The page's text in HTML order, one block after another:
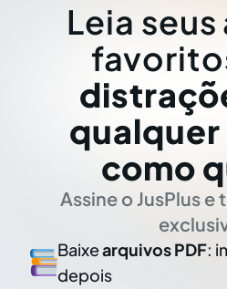
Leia
qualquer
como
Assine o JusPlus e
Baixearquivos PDF:
depois